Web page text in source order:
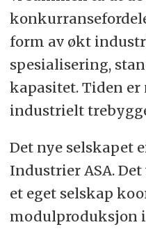
form av økt
spesialisering,
kapasitet. Tiden
industrielt
Det nye selskapet
Industrier ASA.
et eget selskap
modulproduksjon